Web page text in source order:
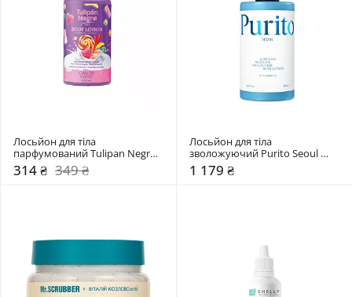
Лосьйон для тіла
парфумований Tulipan Negro
Солодкі Фантазії
314 ₴ 349 ₴
Лосьйон для тіла
зволожуючий Purito Seoul
Ocean Breeze
1 179 ₴